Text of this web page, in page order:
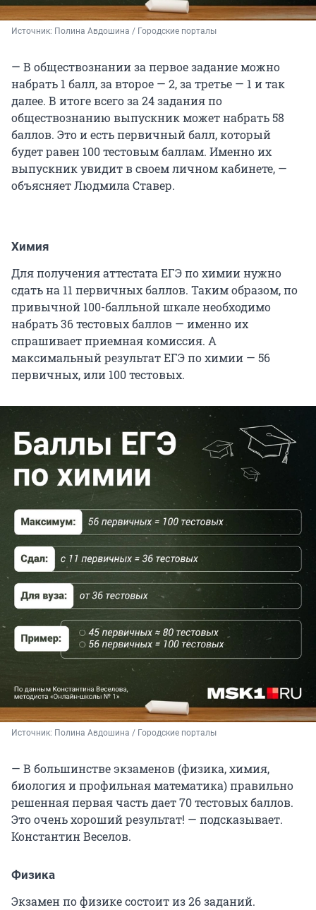
Источник: Полина Авдошина / Городские порталы
— В обществознании за первое задание можно
набрать 1 балл, за второе — 2, за третье — 1 и так
далее. В итоге всего за 24 задания по
обществознанию выпускник может набрать 58
баллов. Это и есть первичный балл, который
будет равен 100 тестовым баллам. Именно их
выпускник увидит в своем личном кабинете, —
объясняет Людмила Ставер.
Химия
Для получения аттестата ЕГЭ по химии нужно
сдать на 11 первичных баллов. Таким образом, по
привычной 100-балльной шкале необходимо
набрать 36 тестовых баллов — именно их
спрашивает приемная комиссия. А
максимальный результат ЕГЭ по химии — 56
первичных, или 100 тестовых.
Источник: Полина Авдошина / Городские порталы
— В большинстве экзаменов (физика, химия,
биология и профильная математика) правильно
решенная первая часть дает 70 тестовых баллов.
Это очень хороший результат! — подсказывает.
Константин Веселов.
Физика
Экзамен по физике состоит из 26 заданий.